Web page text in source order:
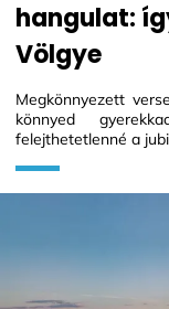
hangulat:
Völgye
Megkönnyezett
könnyed
felejthetetlenné a